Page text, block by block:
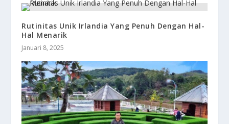
Rutinitas Unik Irlandia Yang Penuh Dengan Hal-
Hal Menarik
Januari 8, 2025